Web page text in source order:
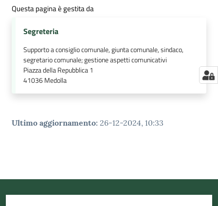
Questa pagina è gestita da
Segreteria
Supporto a consiglio comunale, giunta comunale, sindaco,
segretario comunale; gestione aspetti comunicativi
Piazza della Repubblica 1
41036Medolla
Ultimo aggiornamento: 26-12-2024, 10:33